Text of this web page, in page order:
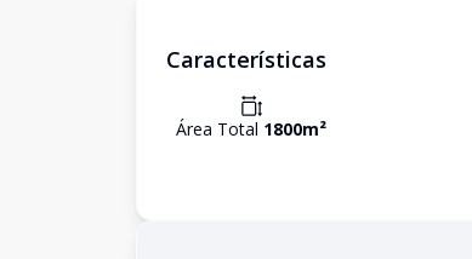
Características
Área Total 1800m²